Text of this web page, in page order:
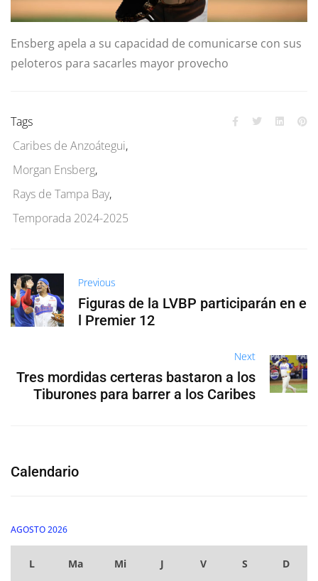
Ensberg apela a su capacidad de comunicarse con sus
peloteros para sacarles mayor provecho
Tags
Caribes de Anzoátegui,
Morgan Ensberg,
Rays de Tampa Bay,
Temporada 2024-2025
Previous
Figuras de la LVBP participarán en e
l Premier 12
Next
Tres mordidas certeras bastaron a los
Tiburones para barrer a los Caribes
Calendario
AGOSTO 2026
L Ma Mi J V S D